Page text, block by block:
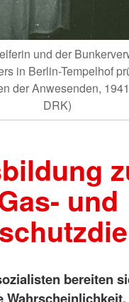
und der
in Berlin-Tempelhof
der Anwesenden,
DRK)
und
bereiten